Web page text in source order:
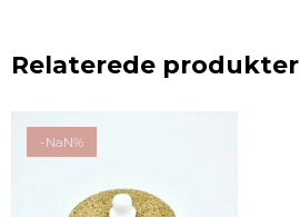
Relaterede produkter
-NaN%